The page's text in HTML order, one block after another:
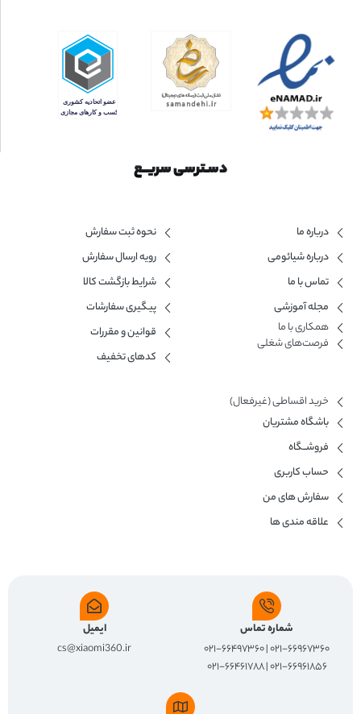
دسـترسی سریــع
درباره ما
درباره شیائومی
تماس با ما
مجله آموزشی
همکاری با ما​
فرصت‌های شغلی
نحوه ثبت سفارش
رویه ارسال سفارش
شرایط بازگشت کالا
پیگیری سفارشات
قوانین و مقررات
کدهای تخفیف
خرید اقساطی (غیرفعال)
باشگاه مشتریان
فروشــگاه
حساب کاربری
سفارش های من
علاقه مندی ها
شماره تماس
۰۲۱-۶۶۹۶۷۳۶۰ | ۰۲۱-۶۶۴۹۷۳۶۰
۰۲۱-۶۶۹۶۱۸۵۶ | ۰۲۱-۶۶۴۶۱۷۸۸
ایمیل
cs@xiaomi360.ir